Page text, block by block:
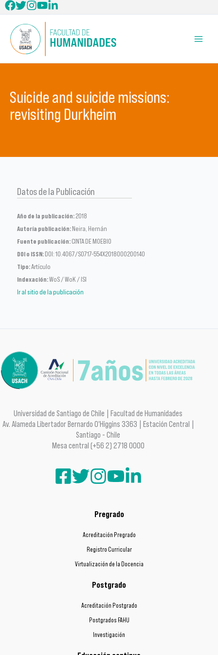
al
contenido
Suicide and suicide missions:
revisiting Durkheim
Datos de la Publicación
Año de la publicación:2018
Autoría publicación:Neira, Hernán
Fuente publicación:CINTA DE MOEBIO
DOI o ISSN:DOI: 10.4067/S0717-554X2018000200140
Tipo:Artículo
Indexación:WoS / WoK / ISI
Ir al sitio de la publicación
Universidad de Santiago de Chile | Facultad de Humanidades
Av. Alameda Libertador Bernardo O'Higgins 3363 | Estación Central |
Santiago - Chile
Mesa central (+56 2) 2718 0000
Pregrado
Acreditación Pregrado
Registro Curricular
Virtualización de la Docencia
Postgrado
Acreditación Postgrado
Postgrados FAHU
Investigación